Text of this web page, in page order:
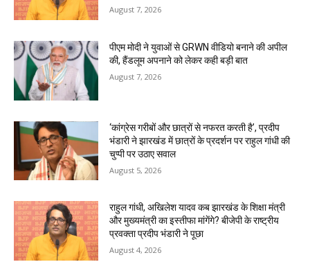
August 7, 2026
पीएम मोदी ने युवाओं से GRWN वीडियो बनाने की अपील
की, हैंडलूम अपनाने को लेकर कही बड़ी बात
August 7, 2026
‘कांग्रेस गरीबों और छात्रों से नफरत करती है’, प्रदीप
भंडारी ने झारखंड में छात्रों के प्रदर्शन पर राहुल गांधी की
चुप्पी पर उठाए सवाल
August 5, 2026
राहुल गांधी, अखिलेश यादव कब झारखंड के शिक्षा मंत्री
और मुख्यमंत्री का इस्तीफा मांगेंगे? बीजेपी के राष्ट्रीय
प्रवक्ता प्रदीप भंडारी ने पूछा
August 4, 2026